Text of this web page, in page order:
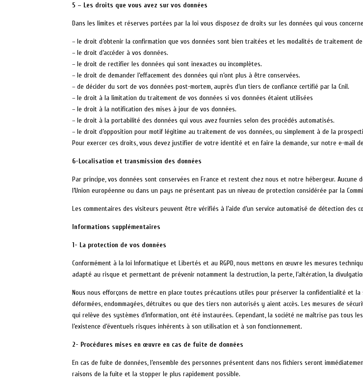
5 – Les droits que vous avez sur vos données
Dans les limites et réserves portées par la loi vous disposez de droits sur les données qui vous
– le droit d’obtenir la confirmation que vos données sont bien traitées et les modalités de traitement de
– le droit d’accéder à vos données.
– le droit de rectifier les données qui sont inexactes ou incomplètes.
– le droit de demander l’effacement des données qui n’ont plus à être conservées.
– de décider du sort de vos données post-mortem, auprès d’un tiers de confiance certifié par la Cnil.
– le droit à la limitation du traitement de vos données si vos données étaient utilisées
– le droit à la notification des mises à jour de vos données.
– le droit à la portabilité des données qui vous avez fournies selon des procédés automatisés.
– le droit d’opposition pour motif légitime au traitement de vos données, ou simplement à de la
Pour exercer ces droits, vous devez justifier de votre identité et en faire la demande, sur notre e-mail
6-Localisation et transmission des données
Par principe, vos données sont conservées en France et restent chez nous et notre hébergeur.
l’Union européenne ou dans un pays ne présentant pas un niveau de protection considérée par la
Les commentaires des visiteurs peuvent être vérifiés à l’aide d’un service automatisé de détection des
Informations supplémentaires
1- La protection de vos données
Conformément à la loi Informatique et Libertés et au RGPD, nous mettons en œuvre les mesures
adapté au risque et permettant de prévenir notamment la destruction, la perte, l’altération, la
Nous nous efforçons de mettre en place toutes précautions utiles pour préserver la confidentialité et
déformées, endommagées, détruites ou que des tiers non autorisés y aient accès. Les mesures de
qui relève des systèmes d’information, ont été instaurées. Cependant, la société ne maîtrise pas tous
l’existence d’éventuels risques inhérents à son utilisation et à son fonctionnement.
2- Procédures mises en œuvre en cas de fuite de données
En cas de fuite de données, l’ensemble des personnes présentent dans nos fichiers seront
raisons de la fuite et la stopper le plus rapidement possible.